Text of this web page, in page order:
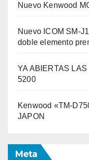
Nuevo Kenwood
Nuevo ICOM SM-
doble elemento
YA ABIERTAS
5200
Kenwood «TM-
JAPON
Meta